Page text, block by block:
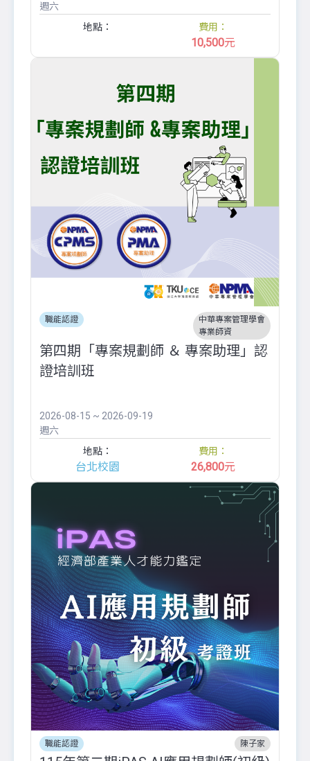
週六
地點：
費用：
10,500元
職能認證
中華專案管理學會
專業師資
第四期「專案規劃師 ＆ 專案助理」認
證培訓班
2026-08-15 ~ 2026-09-19
週六
地點：
台北校園
費用：
26,800元
職能認證 陳子家